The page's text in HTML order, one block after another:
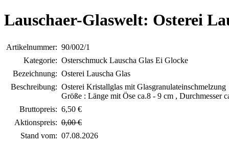
Lauschaer-Glaswelt: Osterei
Artikelnummer: 90/002/1
Kategorie: Osterschmuck Lauscha Glas Ei Glocke
Bezeichnung: Osterei Lauscha Glas
Beschreibung: Osterei Kristallglas mit Glasgranulateinschmelzung
Größe : Länge mit Öse ca.8 - 9 cm , Durchmesser
Bruttopreis: 6,50 €
Aktionspreis: 0,00 €
Stand vom: 07.08.2026